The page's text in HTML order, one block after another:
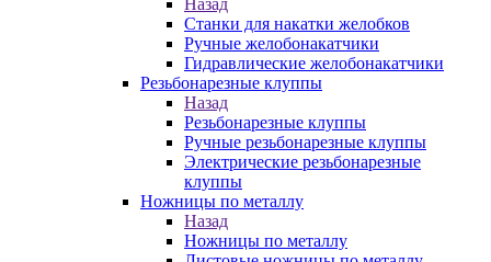
Назад
Станки для накатки желобков
Ручные желобонакатчики
Гидравлические желобонакатчики
Резьбонарезные клуппы
Назад
Резьбонарезные клуппы
Ручные резьбонарезные клуппы
Электрические резьбонарезные
клуппы
Ножницы по металлу
Назад
Ножницы по металлу